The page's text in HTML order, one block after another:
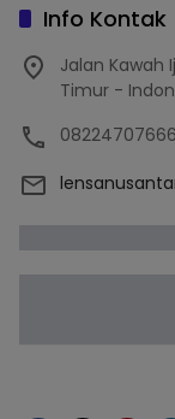
Info Kontak
Jalan Kawah
Timur -